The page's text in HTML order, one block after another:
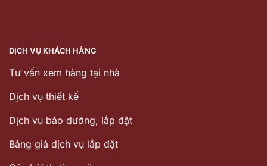
DỊCH VỤ KHÁCH HÀNG
Tư vấn xem hàng tại nhà
Dịch vụ thiết kế
Dịch vu bảo dưỡng, lắp đặt
Bảng giá dịch vụ lắp đặt